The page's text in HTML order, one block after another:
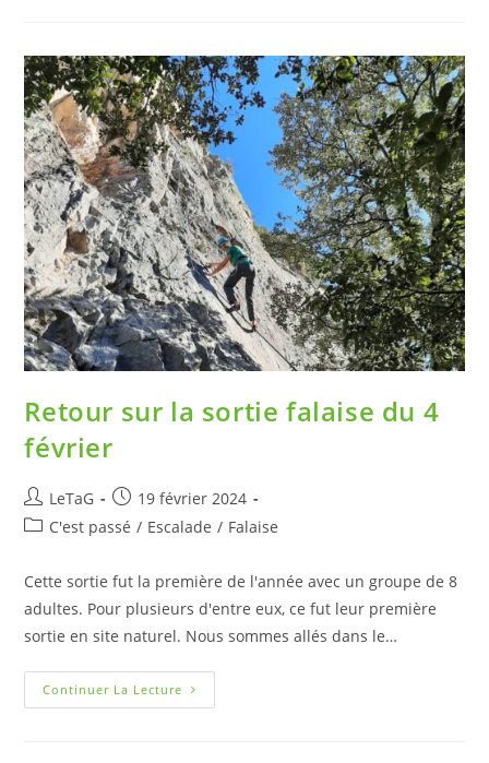
Retour sur la sortie falaise du 4
février
LeTaG
19 février 2024
C'est passé / Escalade / Falaise
Cette sortie fut la première de l'année avec un groupe de 8
adultes. Pour plusieurs d'entre eux, ce fut leur première
sortie en site naturel. Nous sommes allés dans le…
Continuer La Lecture